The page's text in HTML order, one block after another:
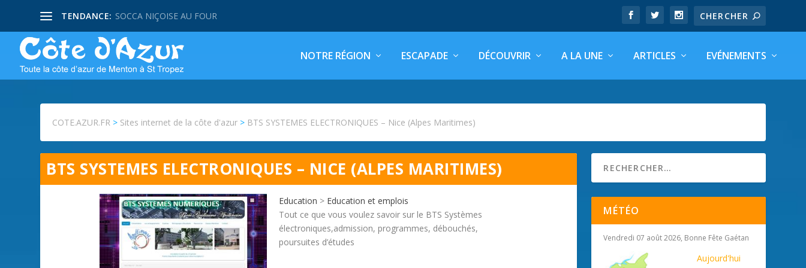
TENDANCE: SOCCA NIÇOISE AU FOUR
NOTRE RÉGION ESCAPADE DÉCOUVRIR A LA UNE ARTICLES EVÉNEMENTS
COTE.AZUR.FR > Sites internet de la côte d'azur > BTS SYSTEMES ELECTRONIQUES – Nice (Alpes Maritimes)
BTS SYSTEMES ELECTRONIQUES – NICE (ALPES MARITIMES)
Education > Education et emplois
Tout ce que vous voulez savoir sur le BTS Systèmes
électroniques,admission, programmes, débouchés,
poursuites d’études
MÉTÉO
Vendredi 07 août 2026, Bonne Fête Gaétan
Aujourd'hui